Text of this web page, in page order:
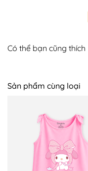
Có thể bạn cũng thích
Sản phẩm cùng loại